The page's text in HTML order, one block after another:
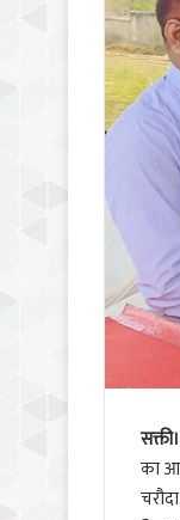
सक्ती।
का